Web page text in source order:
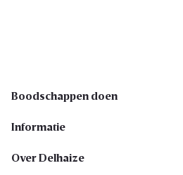
Boodschappen doen
Informatie
Over Delhaize